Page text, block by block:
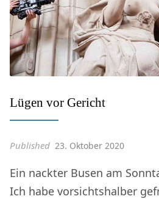
Lügen vor Gericht
Published 23. Oktober 2020
Ein nackter Busen am
Ich habe vorsichtshalber